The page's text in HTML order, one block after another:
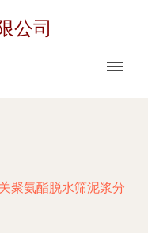
公司
关聚氨酯脱水筛泥浆分